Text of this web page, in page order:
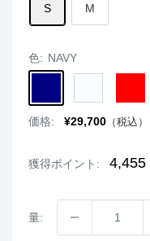
S M
色: NAVY
価格:
販
¥29,700 （税込）
獲得ポイント: 4,455
量: